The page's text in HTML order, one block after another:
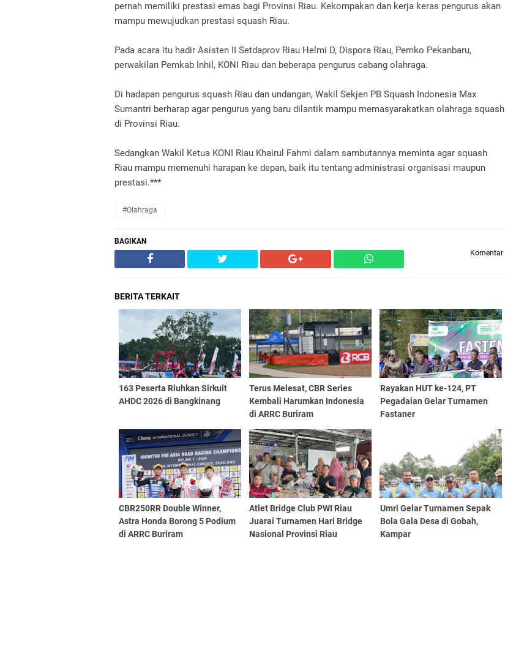
pernah memiliki prestasi emas bagi Provinsi Riau. Kekompakan dan kerja keras pengurus akan
mampu mewujudkan prestasi squash Riau.
Pada acara itu hadir Asisten II Setdaprov Riau Helmi D, Dispora Riau, Pemko Pekanbaru,
perwakilan Pemkab Inhil, KONI Riau dan beberapa pengurus cabang olahraga.
Di hadapan pengurus squash Riau dan undangan, Wakil Sekjen PB Squash Indonesia Max
Sumantri berharap agar pengurus yang baru dilantik mampu memasyarakatkan olahraga squash
di Provinsi Riau.
Sedangkan Wakil Ketua KONI Riau Khairul Fahmi dalam sambutannya meminta agar squash
Riau mampu memenuhi harapan ke depan, baik itu tentang administrasi organisasi maupun
prestasi.***
#Olahraga
BAGIKAN
Komentar
BERITA TERKAIT
163 Peserta Riuhkan Sirkuit
AHDC 2026 di Bangkinang
Terus Melesat, CBR Series
Kembali Harumkan Indonesia
di ARRC Buriram
Rayakan HUT ke-124, PT
Pegadaian Gelar Turnamen
Fastaner
CBR250RR Double Winner,
Astra Honda Borong 5 Podium
di ARRC Buriram
Atlet Bridge Club PWI Riau
Juarai Turnamen Hari Bridge
Nasional Provinsi Riau
Umri Gelar Turnamen Sepak
Bola Gala Desa di Gobah,
Kampar